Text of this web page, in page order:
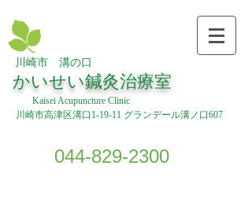
川崎市 溝の口
かいせい鍼灸治療室
Kaisei Acupuncture Clinic
川崎市高津区溝口1-19-11 グランデール溝ノ口607
044-829-2300